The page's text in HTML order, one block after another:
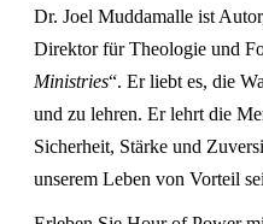
Dr. Joel Muddamalle ist
Direktor für Theologie und
Ministries“. Er liebt es, die
und zu lehren. Er lehrt die
Sicherheit, Stärke und
unserem Leben von Vorteil